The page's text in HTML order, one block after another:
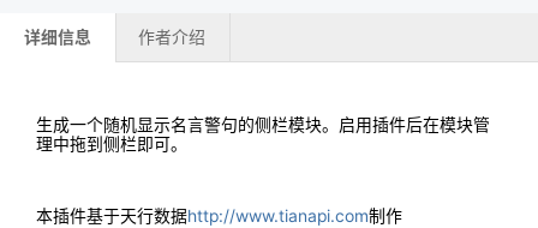
详细信息 作者介绍
生成一个随机显示名言警句的侧栏模块。启用插件后在模块管
理中拖到侧栏即可。
本插件基于天行数据http://www.tianapi.com制作